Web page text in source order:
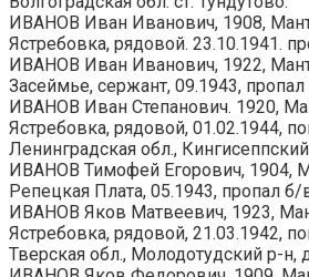
ИВАНОВ Иван Иванович, 1908,
Ястребовка, рядовой. 23.10.1941.
ИВАНОВ Иван Иванович, 1922,
Засеймье, сержант, 09.1943, пропал
ИВАНОВ Иван Степанович. 1920,
Ястребовка, рядовой, 01.02.1944,
Ленинградская обл.,
ИВАНОВ Тимофей Егорович, 1904,
Репецкая Плата, 05.1943, пропал б/
ИВАНОВ Яков Матвеевич, 1923,
Ястребовка, рядовой, 21.03.1942,
Тверская обл., Молодотудский р-н,